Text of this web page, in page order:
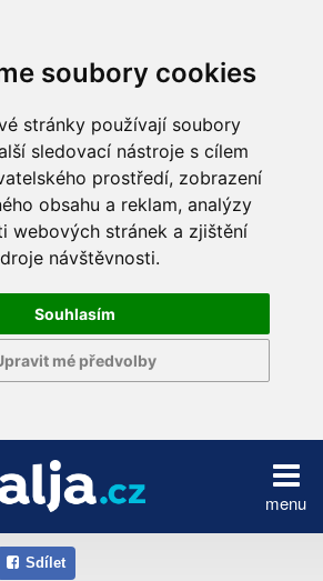
soubory cookies
stránky používají soubory
sledovací nástroje s cílem
prostředí, zobrazení
obsahu a reklam, analýzy
webových stránek a zjištění
návštěvnosti.
Souhlasím
mé předvolby
menu
Sdílet